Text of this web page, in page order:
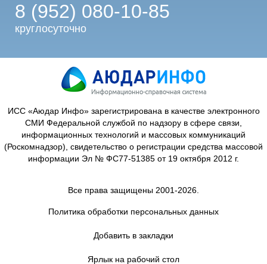
8 (952) 080-10-85
круглосуточно
ИСС «Аюдар Инфо» зарегистрирована в качестве электронного
СМИ Федеральной службой по надзору в сфере связи,
информационных технологий и массовых коммуникаций
(Роскомнадзор), свидетельство о регистрации средства массовой
информации Эл № ФС77-51385 от 19 октября 2012 г.
Все права защищены 2001-2026.
Политика обработки персональных данных
Добавить в закладки
Ярлык на рабочий стол